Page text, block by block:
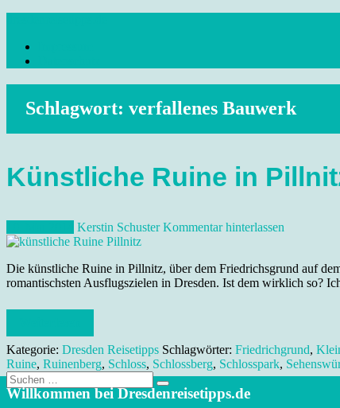
content
Reisetipps Dresden, Sehenswürdigkeiten, Ausflugsziele
Schlagwort: verfallenes Bauwerk
Künstliche Ruine in
Kerstin Schuster Kommentar hinterlassen
Die künstliche Ruine in Pillnitz, über dem Friedrichsgrund auf
romantischsten Ausflugszielen in Dresden. Ist dem wirklich so?
Kategorie: Dresden Reisetipps Schlagwörter: Friedrichgrund,
Ruine, Ruinenberg, Schloss, Schlossberg, Schlosspark,
Suche
nach:
Willkommen bei Dresdenreisetipps.de